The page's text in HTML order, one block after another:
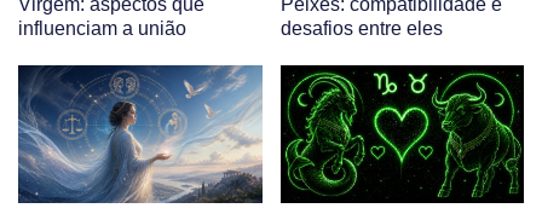
Virgem: aspectos que
influenciam a união
Peixes: compatibilidade e
desafios entre eles